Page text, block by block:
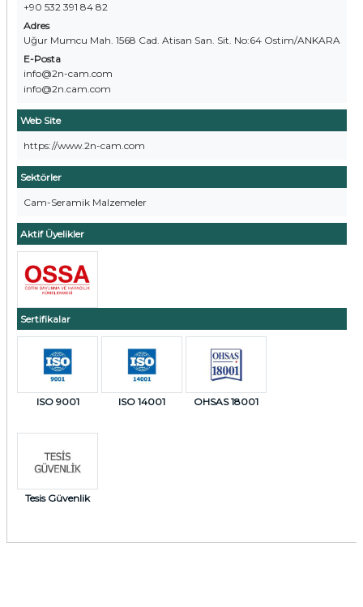
+90 532 391 84 82
Adres
Uğur Mumcu Mah. 1568 Cad. Atisan San. Sit. No:64 Ostim/ANKARA
E-Posta
info@2n-cam.com
info@2n.cam.com
Web Site
https://www.2n-cam.com
Sektörler
Cam-Seramik Malzemeler
Aktif Üyelikler
Sertifikalar
ISO 9001 ISO 14001 OHSAS 18001
Tesis Güvenlik